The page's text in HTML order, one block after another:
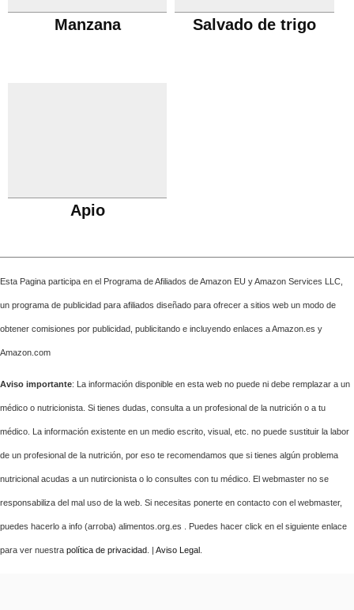
Manzana Salvado de trigo
Apio
Esta Pagina participa en el Programa de Afiliados de Amazon EU y Amazon Services LLC,
un programa de publicidad para afiliados diseñado para ofrecer a sitios web un modo de
obtener comisiones por publicidad, publicitando e incluyendo enlaces a Amazon.es y
Amazon.com
Aviso importante: La información disponible en esta web no puede ni debe remplazar a un
médico o nutricionista. Si tienes dudas, consulta a un profesional de la nutrición o a tu
médico. La información existente en un medio escrito, visual, etc. no puede sustituir la labor
de un profesional de la nutrición, por eso te recomendamos que si tienes algún problema
nutricional acudas a un nutircionista o lo consultes con tu médico. El webmaster no se
responsabiliza del mal uso de la web. Si necesitas ponerte en contacto con el webmaster,
puedes hacerlo a info (arroba) alimentos.org.es . Puedes hacer click en el siguiente enlace
para ver nuestra política de privacidad . | Aviso Legal